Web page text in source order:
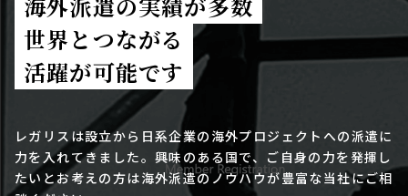
世界とつながる
活躍が可能です
レガリスは設立から日系企業の海外プロジェクトへの派遣に
力を入れてきました。興味のある国で、ご自身の力を発揮し
たいとお考えの方は海外派遣のノウハウが豊富な当社にご相